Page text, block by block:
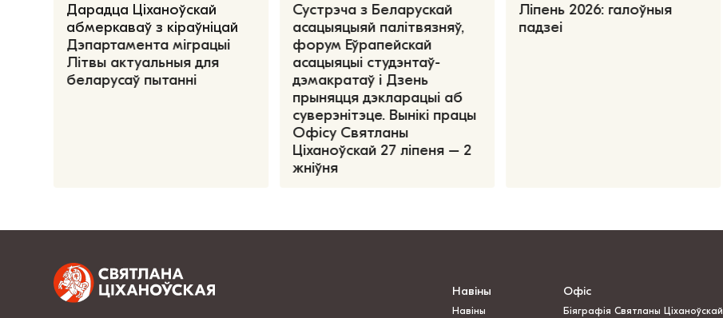
Дарадца Ціханоўскай
абмеркаваў з кіраўніцай
Дэпартамента міграцыі
Літвы актуальныя для
беларусаў пытанні
Сустрэча з Беларускай
асацыяцыяй палітвязняў,
форум Еўрапейскай
асацыяцыі студэнтаў-
дэмакратаў і Дзень
прыняцця дэкларацыі аб
суверэнітэце. Вынікі працы
Офісу Святланы
Ціханоўскай 27 ліпеня – 2
жніўня
Ліпень 2026: галоўныя
падзеі
Навіны
Навіны
Офіс
Біяграфія Святланы Ціханоўскай